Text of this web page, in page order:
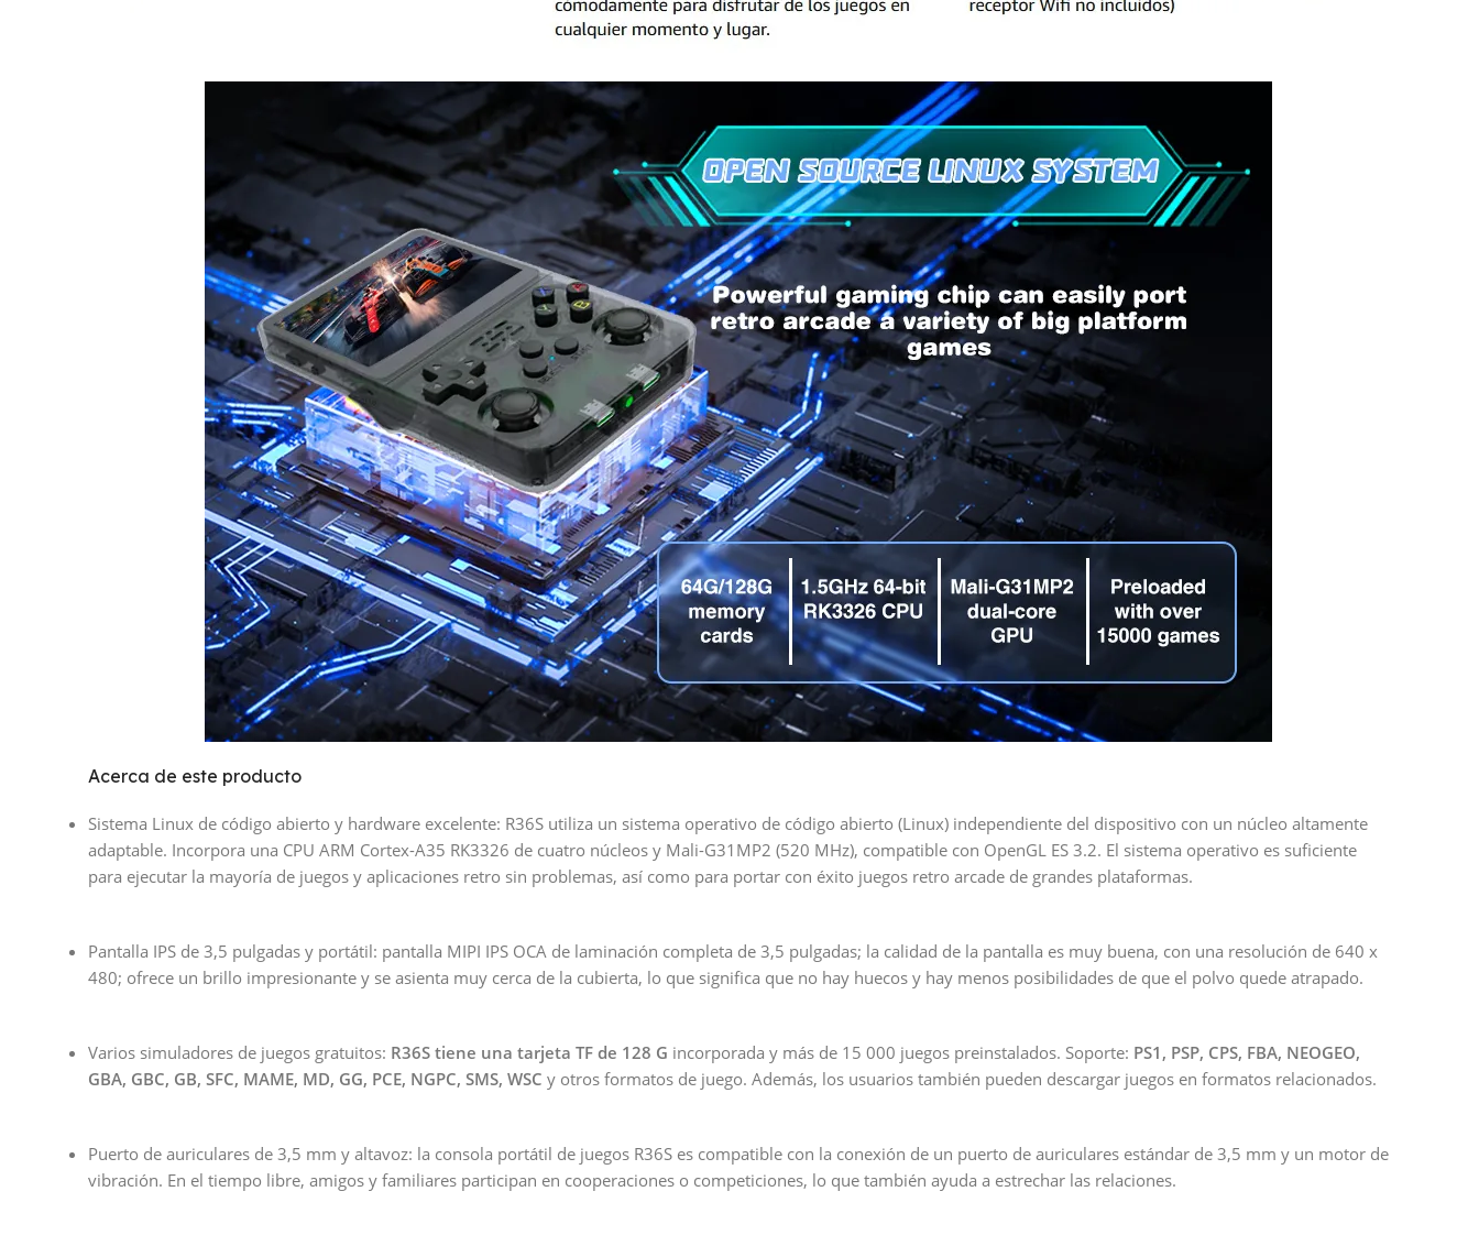
Acerca de este producto
Sistema Linux de código abierto y hardware excelente: R36S utiliza un sistema operativo de código abierto (Linux) independiente del dispositivo con un núcleo altamente
adaptable. Incorpora una CPU ARM Cortex-A35 RK3326 de cuatro núcleos y Mali-G31MP2 (520 MHz), compatible con OpenGL ES 3.2. El sistema operativo es suficiente
para ejecutar la mayoría de juegos y aplicaciones retro sin problemas, así como para portar con éxito juegos retro arcade de grandes plataformas.
Pantalla IPS de 3,5 pulgadas y portátil: pantalla MIPI IPS OCA de laminación completa de 3,5 pulgadas; la calidad de la pantalla es muy buena, con una resolución de 640 x
480; ofrece un brillo impresionante y se asienta muy cerca de la cubierta, lo que significa que no hay huecos y hay menos posibilidades de que el polvo quede atrapado.
Varios simuladores de juegos gratuitos: R36S tiene una tarjeta TF de 128 G incorporada y más de 15 000 juegos preinstalados. Soporte: PS1, PSP, CPS, FBA, NEOGEO,
GBA, GBC, GB, SFC, MAME, MD, GG, PCE, NGPC, SMS, WSC y otros formatos de juego. Además, los usuarios también pueden descargar juegos en formatos relacionados.
Puerto de auriculares de 3,5 mm y altavoz: la consola portátil de juegos R36S es compatible con la conexión de un puerto de auriculares estándar de 3,5 mm y un motor de
vibración. En el tiempo libre, amigos y familiares participan en cooperaciones o competiciones, lo que también ayuda a estrechar las relaciones.